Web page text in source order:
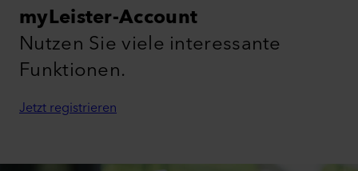
myLeister-Account
Nutzen Sie viele interessante
Funktionen.
Jetzt registrieren